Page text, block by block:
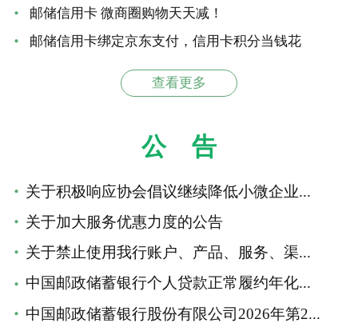
邮储信用卡 微商圈购物天天减！
邮储信用卡绑定京东支付，信用卡积分当钱花
查看更多
公 告
关于积极响应协会倡议继续降低小微企业...
关于加大服务优惠力度的公告
关于禁止使用我行账户、产品、服务、渠...
中国邮政储蓄银行个人贷款正常履约年化...
中国邮政储蓄银行股份有限公司2026年第2...